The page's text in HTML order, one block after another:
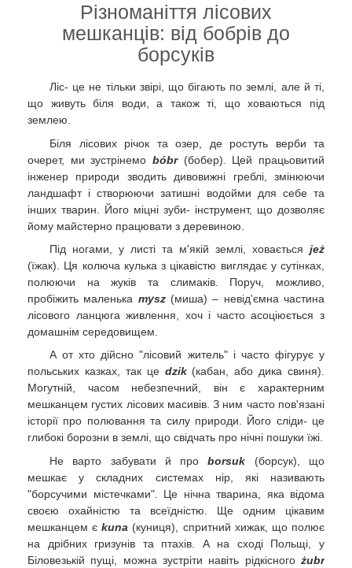
Різноманіття лісових
мешканців: від бобрів до
борсуків
Ліс- це не тільки звірі, що бігають по землі, але й ті,
що живуть біля води, а також ті, що ховаються під
землею.
Біля лісових річок та озер, де ростуть верби та
очерет, ми зустрінемо bóbr(бобер). Цей працьовитий
інженер природи зводить дивовижні греблі, змінюючи
ландшафт і створюючи затишні водойми для себе та
інших тварин. Його міцні зуби- інструмент, що дозволяє
йому майстерно працювати з деревиною.
Під ногами, у листі та м'якій землі, ховається jeż
(їжак). Ця колюча кулька з цікавістю виглядає у сутінках,
полюючи на жуків та слимаків. Поруч, можливо,
пробіжить маленька mysz(миша) – невід'ємна частина
лісового ланцюга живлення, хоч і часто асоціюється з
домашнім середовищем.
А от хто дійсно "лісовий житель" і часто фігурує у
польських казках, так це dzik(кабан, або дика свиня).
Могутній, часом небезпечний, він є характерним
мешканцем густих лісових масивів. З ним часто пов'язані
історії про полювання та силу природи. Його сліди- це
глибокі борозни в землі, що свідчать про нічні пошуки їжі.
Не варто забувати й проborsuk (борсук), що
мешкає у складних системах нір, які називають
"борсучими містечками". Це нічна тварина, яка відома
своєю охайністю та всеїдністю. Ще одним цікавим
мешканцем єkuna (куниця), спритний хижак, що полює
на дрібних гризунів та птахів. А на сході Польщі, у
Біловезькій пущі, можна зустріти навіть рідкісного żubr